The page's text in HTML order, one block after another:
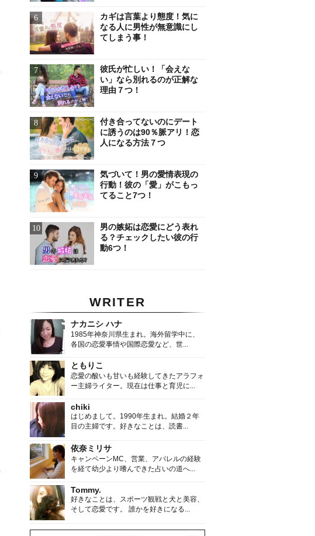
カギは言葉より態度！気に
なる人に男性が無意識にし
てしまう事！
彼氏が忙しい！「会えな
い」なら別れるのが正解な
理由７つ！
付き合ってないのにデート
に誘うのは90％脈アリ！恋
人になる方法７つ
気づいて！男の愛情表現の
行動！彼の「愛」がこもっ
てること7つ！
男の嫉妬は恋愛にどう表れ
る？チェックしたい彼の行
動6つ！
WRITER
ナカニシ ハナ
1985年神奈川県生まれ。海外留学中に、
各国の恋愛事情や国際恋愛など、世...
ともりこ
恋愛の酸いも甘いも経験してきたアラフォ
ー主婦ライター。現在は仕事と育児に...
chiki
はじめまして。1990年生まれ。結婚２年
目の主婦です。好きなことは、読書...
依奈ミリサ
キャンペーンMC、営業、アパレルの経験
を経て幼少より嗜んできた占いの道へ...
Tommy.
好きなことは、スポーツ観戦と犬と美容、
そして恋愛です。 誰かを好きになる...